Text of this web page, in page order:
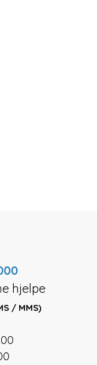
hjelpe
/ MMS)